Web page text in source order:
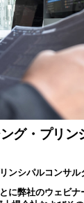
グ・プリン
ンシパルコンサル
に弊社のウェビナ